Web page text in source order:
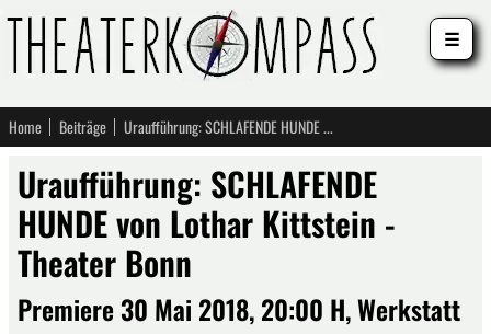
Home Beiträge Uraufführung: SCHLAFENDE HUNDE von Lothar Kittstein - Theater Bonn
Uraufführung: SCHLAFENDE
HUNDE von Lothar Kittstein -
Theater Bonn
Premiere 30 Mai 2018, 20:00 H, Werkstatt
☰